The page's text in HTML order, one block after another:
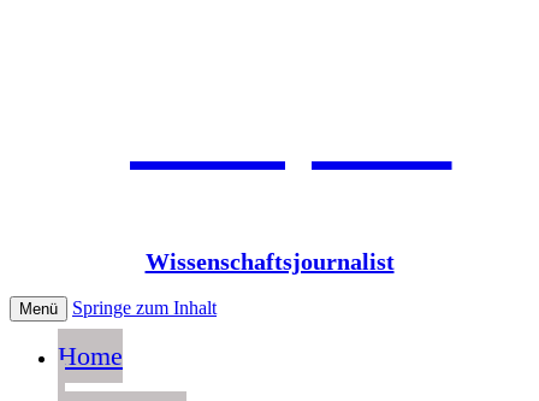
Jean Pütz
Wissenschaftsjournalist
Menü Springe zum Inhalt
Home